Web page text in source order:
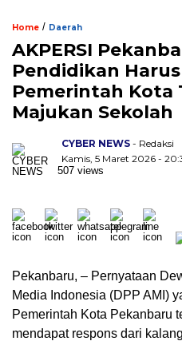
Home / Daerah
AKPERSI
Pendidikan
Pemerintah Kota
Majukan Sekolah
CYBER NEWS - Redaksi
Kamis, 5 Maret 2026 -
507 views
Pekanbaru, – Pernyataan
Media Indonesia (DPP AMI)
Pemerintah Kota Pekanbaru
mendapat respons dari